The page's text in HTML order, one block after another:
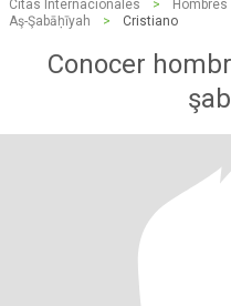
Citas Internacionales > Hombres
Aş-Şabāḥīyah
> Cristiano
Conocer